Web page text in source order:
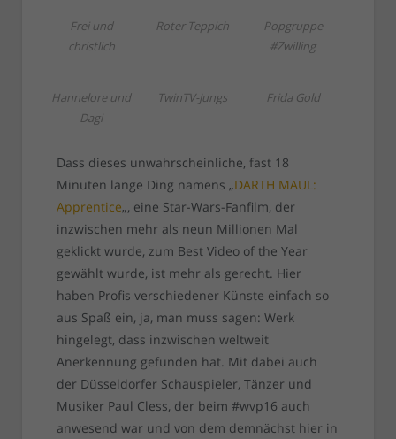
Frei und
christlich
Roter Teppich
Popgruppe
#Zwilling
Hannelore und
Dagi
TwinTV-Jungs Frida Gold
Dass dieses unwahrscheinliche, fast 18
Minuten lange Ding namens „DARTH MAUL:
Apprentice„, eine Star-Wars-Fanfilm, der
inzwischen mehr als neun Millionen Mal
geklickt wurde, zum Best Video of the Year
gewählt wurde, ist mehr als gerecht. Hier
haben Profis verschiedener Künste einfach so
aus Spaß ein, ja, man muss sagen: Werk
hingelegt, dass inzwischen weltweit
Anerkennung gefunden hat. Mit dabei auch
der Düsseldorfer Schauspieler, Tänzer und
Musiker Paul Cless, der beim #wvp16 auch
anwesend war und von dem demnächst hier in